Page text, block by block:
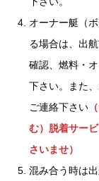
オーナー艇（
る場合は、出
確認、燃料・
下さい。また
ご連絡下さい
む）脱着サー
さいませ）
混み合う時は